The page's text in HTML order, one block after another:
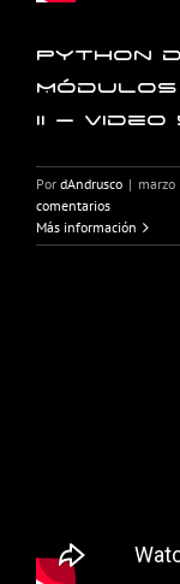
Python
Módulos
II – Video
Por dAndrusco |
comentarios
Más información